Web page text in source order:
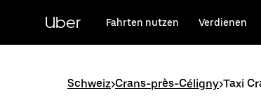
HauptinhaltUber Fahrten nutzen Verdienen
Schweiz>Crans-près-Céligny>Taxi